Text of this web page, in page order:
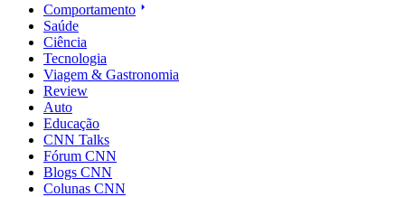
Comportamento
Saúde
Ciência
Tecnologia
Viagem & Gastronomia
Review
Auto
Educação
CNN Talks
Fórum CNN
Blogs CNN
Colunas CNN